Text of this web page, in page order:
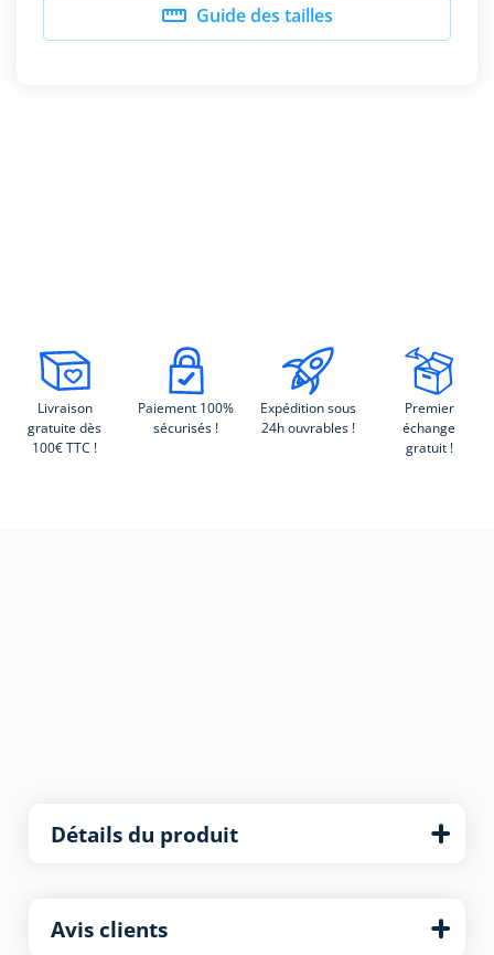
 Guide des tailles
Livraison
gratuite dès
100€ TTC !
Paiement 100%
sécurisés !
Expédition sous
24h ouvrables !
Premier
échange
gratuit !
Détails du produit
Avis clients